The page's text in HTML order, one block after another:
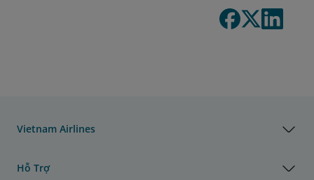
Vietnam Airlines
Hỗ Trợ